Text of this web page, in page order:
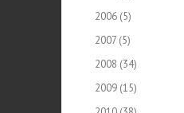
2006(5)
2007(5)
2008 (34)
2009(15)